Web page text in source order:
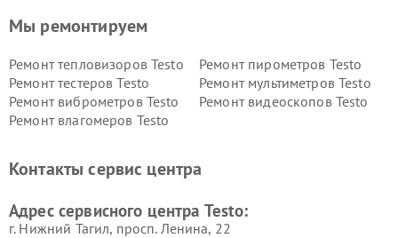
Мы ремонтируем
Ремонт тепловизоров Testo
Ремонт пирометров Testo
Ремонт тестеров Testo
Ремонт мультиметров Testo
Ремонт виброметров Testo
Ремонт видеоскопов Testo
Ремонт влагомеров Testo
Контакты сервис центра
Адрес сервисного центра Testo:
г. Нижний Тагил, просп. Ленина, 22